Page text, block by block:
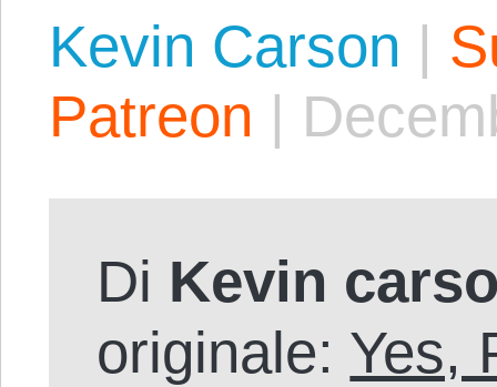
Kevin Carson |
Patreon |
Di Kevin
originale: Yes,